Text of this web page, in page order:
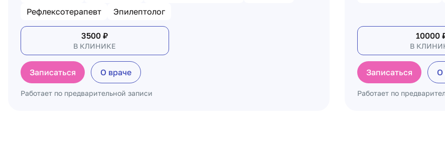
Рефлексотерапевт
Эпилептолог
3500 ₽
В КЛИНИКЕ
Записаться О враче
Работает по предварительной записи
10000
В
Записаться О
Работает по